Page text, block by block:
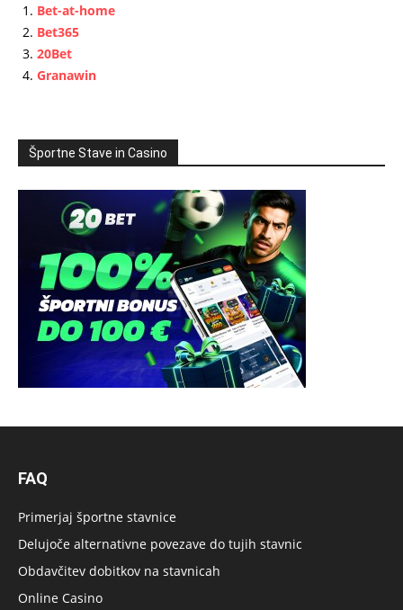
Bet-at-home
Bet365
20Bet
Granawin
Športne Stave in Casino
FAQ
Primerjaj športne stavnice
Delujoče alternativne povezave do tujih stavnic
Obdavčitev dobitkov na stavnicah
Online Casino